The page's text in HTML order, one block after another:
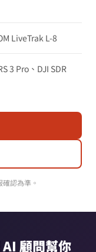
LiveTrak L-8
3 Pro、DJI SDR
認為準。
顧問幫你